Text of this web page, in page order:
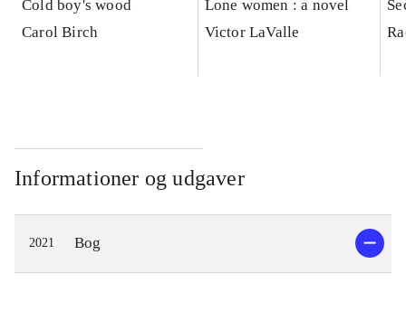
Cold boy's wood
Carol Birch
Lone women : a novel
Victor LaValle
Informationer og udgaver
2021 Bog